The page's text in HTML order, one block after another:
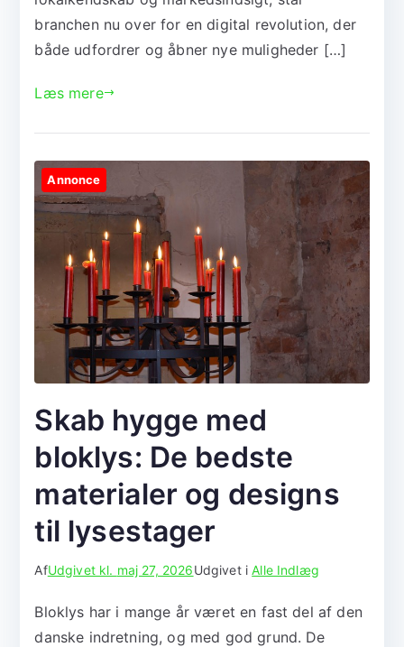
branchen nu over for en digital revolution, der
både udfordrer og åbner nye muligheder […]
Læs mere
Annonce
Skab hygge med
bloklys: De bedste
materialer og designs
til lysestager
AfUdgivet kl. maj 27, 2026Udgivet iAlle Indlæg
Bloklys har i mange år været en fast del af den
danske indretning, og med god grund. De